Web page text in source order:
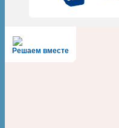
Решаем вместе